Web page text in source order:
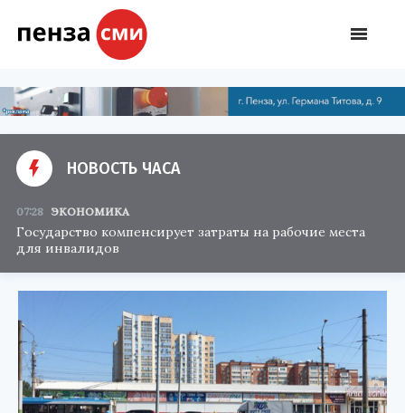
НОВОСТЬ ЧАСА
07:28 ЭКОНОМИКА
Государство компенсирует затраты на рабочие места
для инвалидов